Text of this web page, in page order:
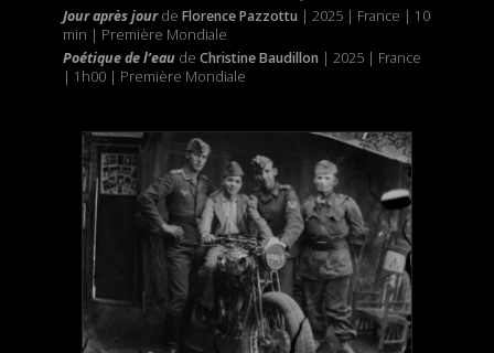
Jour après jourde Florence Pazzottu | 2025 | France | 10
min | Première Mondiale
Poétique de l’eaude Christine Baudillon | 2025 | France
| 1h00 | Première Mondiale